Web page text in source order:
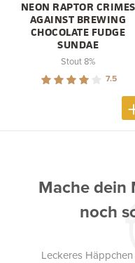
NEON RAPTOR CRIMES
AGAINST BREWING
CHOCOLATE FUDGE
SUNDAE
Stout 8%
7.5
Mache dein
noch
Leckeres